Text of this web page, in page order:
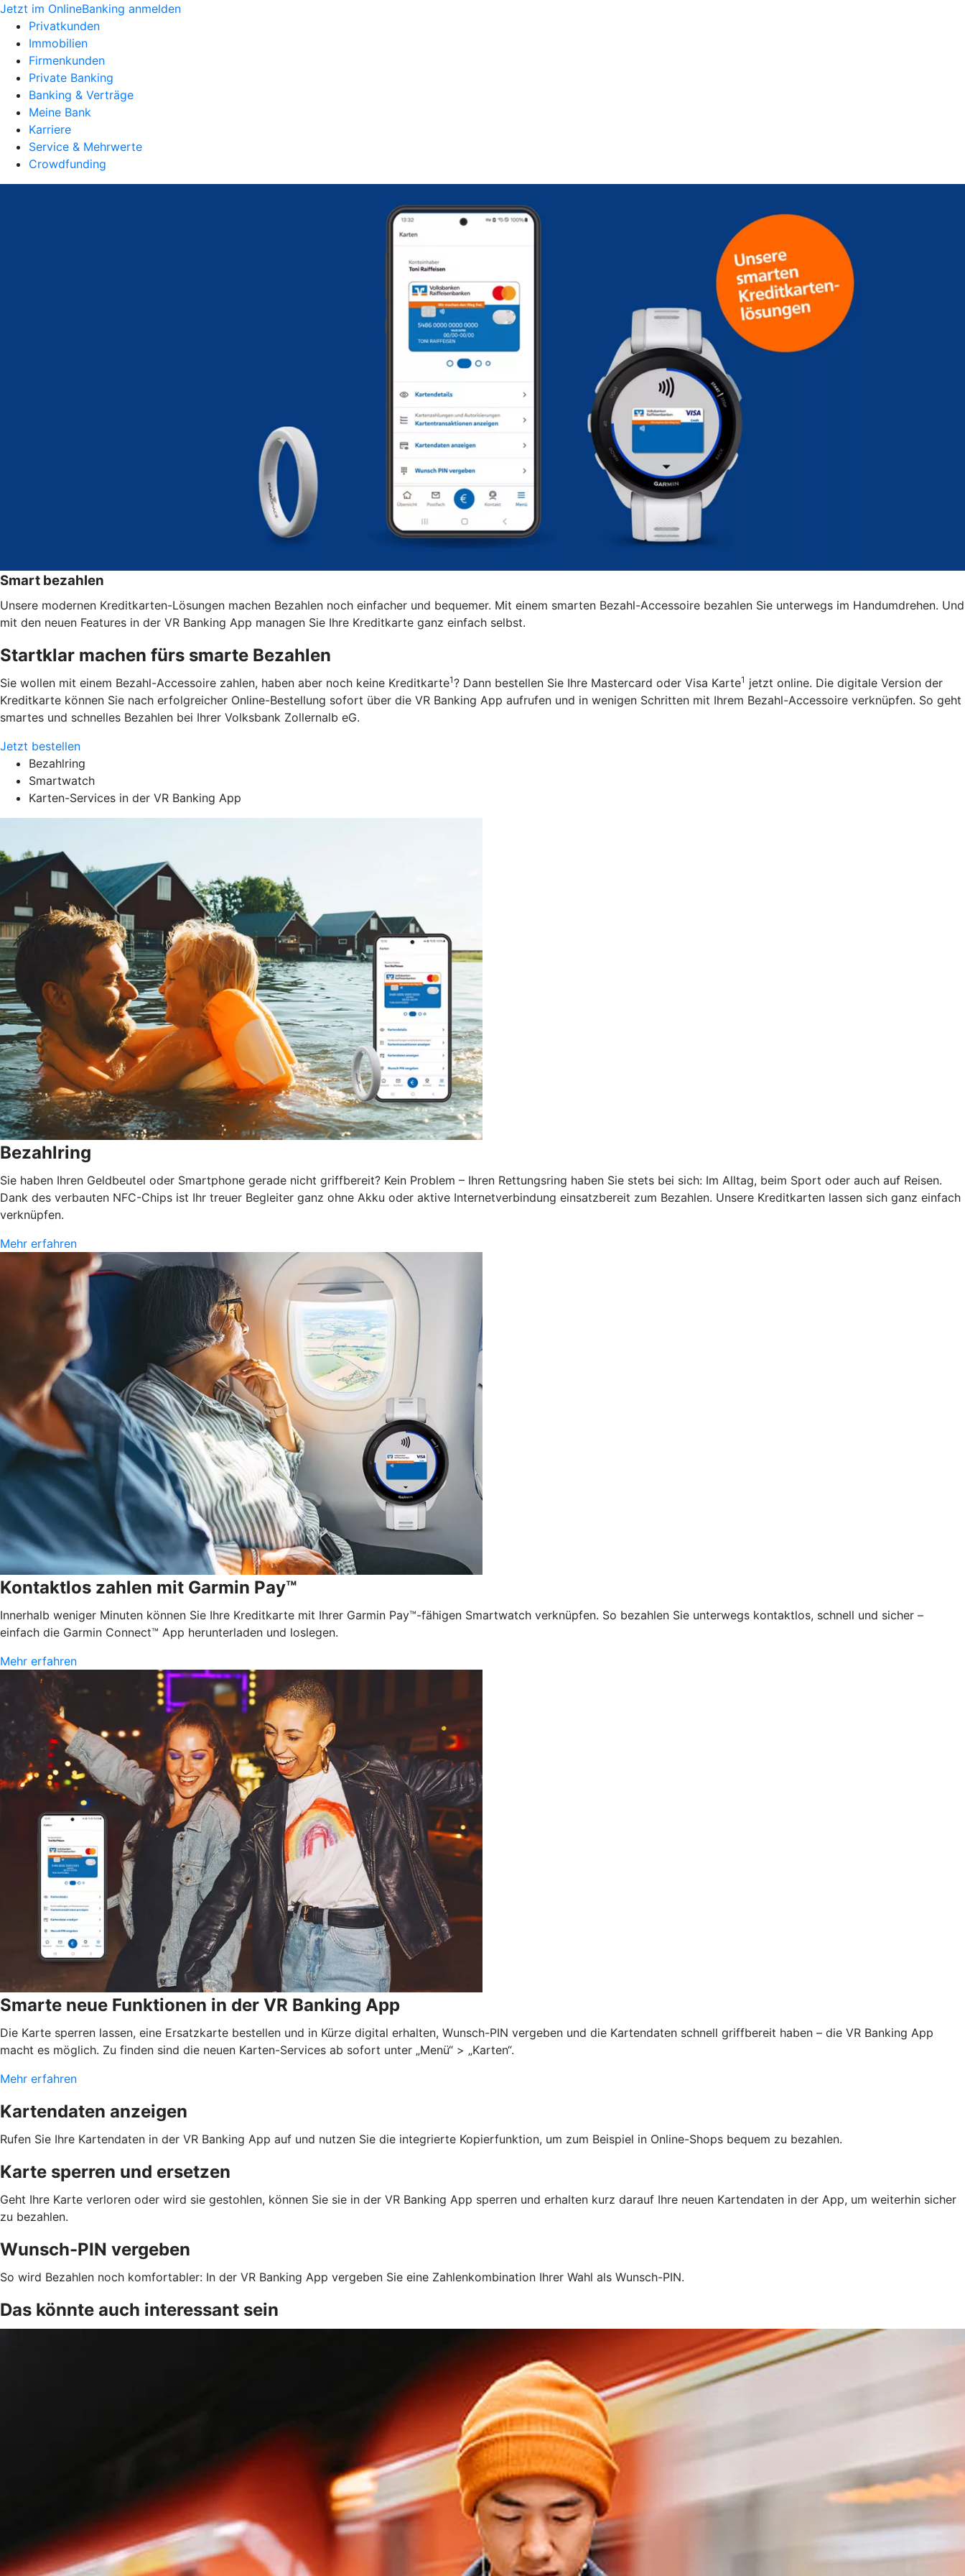
Jetzt im OnlineBanking anmelden
Privatkunden
Immobilien
Firmenkunden
Private Banking
Banking & Verträge
Meine Bank
Karriere
Service & Mehrwerte
Crowdfunding
Smart bezahlen
Unsere modernen Kreditkarten-Lösungen machen Bezahlen noch einfacher und bequemer. Mit einem smarten Bezahl-Accessoire bezahlen Sie unterwegs im Handumdrehen. Und
mit den neuen Features in der VR Banking App managen Sie Ihre Kreditkarte ganz einfach selbst.
Startklar machen fürs smarte Bezahlen
Sie wollen mit einem Bezahl-Accessoire zahlen, haben aber noch keine Kreditkarte1? Dann bestellen Sie Ihre Mastercard oder Visa Karte1 jetzt online. Die digitale Version der
Kreditkarte können Sie nach erfolgreicher Online-Bestellung sofort über die VR Banking App aufrufen und in wenigen Schritten mit Ihrem Bezahl-Accessoire verknüpfen. So geht
smartes und schnelles Bezahlen bei Ihrer Volksbank Zollernalb eG.
Jetzt bestellen
Bezahlring
Smartwatch
Karten-Services in der VR Banking App
Bezahlring
Sie haben Ihren Geldbeutel oder Smartphone gerade nicht griffbereit? Kein Problem – Ihren Rettungsring haben Sie stets bei sich: Im Alltag, beim Sport oder auch auf Reisen.
Dank des verbauten NFC-Chips ist Ihr treuer Begleiter ganz ohne Akku oder aktive Internetverbindung einsatzbereit zum Bezahlen. Unsere Kreditkarten lassen sich ganz einfach
verknüpfen.
Mehr erfahren
Kontaktlos zahlen mit Garmin Pay™
Innerhalb weniger Minuten können Sie Ihre Kreditkarte mit Ihrer Garmin Pay™-fähigen Smartwatch verknüpfen. So bezahlen Sie unterwegs kontaktlos, schnell und sicher –
einfach die Garmin Connect™ App herunterladen und loslegen.
Mehr erfahren
Smarte neue Funktionen in der VR Banking App
Die Karte sperren lassen, eine Ersatzkarte bestellen und in Kürze digital erhalten, Wunsch-PIN vergeben und die Kartendaten schnell griffbereit haben – die VR Banking App
macht es möglich. Zu finden sind die neuen Karten-Services ab sofort unter „Menü“ > „Karten“.
Mehr erfahren
Kartendaten anzeigen
Rufen Sie Ihre Kartendaten in der VR Banking App auf und nutzen Sie die integrierte Kopierfunktion, um zum Beispiel in Online-Shops bequem zu bezahlen.
Karte sperren und ersetzen
Geht Ihre Karte verloren oder wird sie gestohlen, können Sie sie in der VR Banking App sperren und erhalten kurz darauf Ihre neuen Kartendaten in der App, um weiterhin sicher
zu bezahlen.
Wunsch-PIN vergeben
So wird Bezahlen noch komfortabler: In der VR Banking App vergeben Sie eine Zahlenkombination Ihrer Wahl als Wunsch-PIN.
Das könnte auch interessant sein